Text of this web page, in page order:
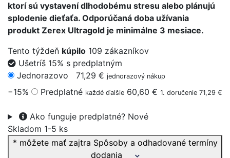
ktorí sú vystavení dlhodobému stresu alebo plánujú
splodenie dieťaťa. Odporúčaná doba užívania
produkt Zerex Ultragold je minimálne 3 mesiace.
Tento týždeň kúpilo 109 zákazníkov
Ušetríš 15% s predplatným
Jednorazovo
71,29 € jednorazový nákup
−15% Predplatné každé ďalšie 60,60 € 1. doručenie 71,29 €
Ako funguje predplatné? Nové
Skladom 1-5 ks
* môžete mať zajtra Spôsoby a odhadované termíny
dodania